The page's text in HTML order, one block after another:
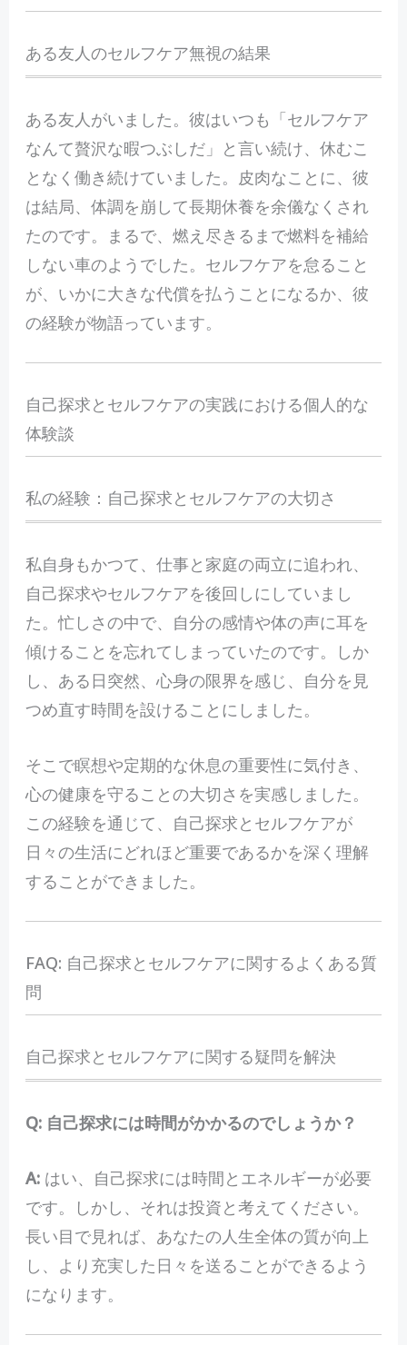
ある友人のセルフケア無視の結果
ある友人がいました。彼はいつも「セルフケア
なんて贅沢な暇つぶしだ」と言い続け、休むこ
となく働き続けていました。皮肉なことに、彼
は結局、体調を崩して長期休養を余儀なくされ
たのです。まるで、燃え尽きるまで燃料を補給
しない車のようでした。セルフケアを怠ること
が、いかに大きな代償を払うことになるか、彼
の経験が物語っています。
自己探求とセルフケアの実践における個人的な
体験談
私の経験：自己探求とセルフケアの大切さ
私自身もかつて、仕事と家庭の両立に追われ、
自己探求やセルフケアを後回しにしていまし
た。忙しさの中で、自分の感情や体の声に耳を
傾けることを忘れてしまっていたのです。しか
し、ある日突然、心身の限界を感じ、自分を見
つめ直す時間を設けることにしました。
そこで瞑想や定期的な休息の重要性に気付き、
心の健康を守ることの大切さを実感しました。
この経験を通じて、自己探求とセルフケアが
日々の生活にどれほど重要であるかを深く理解
することができました。
FAQ: 自己探求とセルフケアに関するよくある質
問
自己探求とセルフケアに関する疑問を解決
Q: 自己探求には時間がかかるのでしょうか？
A:はい、自己探求には時間とエネルギーが必要
です。しかし、それは投資と考えてください。
長い目で見れば、あなたの人生全体の質が向上
し、より充実した日々を送ることができるよう
になります。